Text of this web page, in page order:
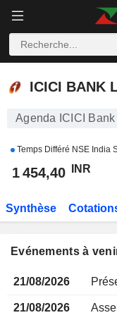
ICICI BANK
ICICI BANK
Agenda ICICI Bank
Temps Différé NSE India
1 454,40 INR
Synthèse
Evénements à
21/08/2026
21/08/2026